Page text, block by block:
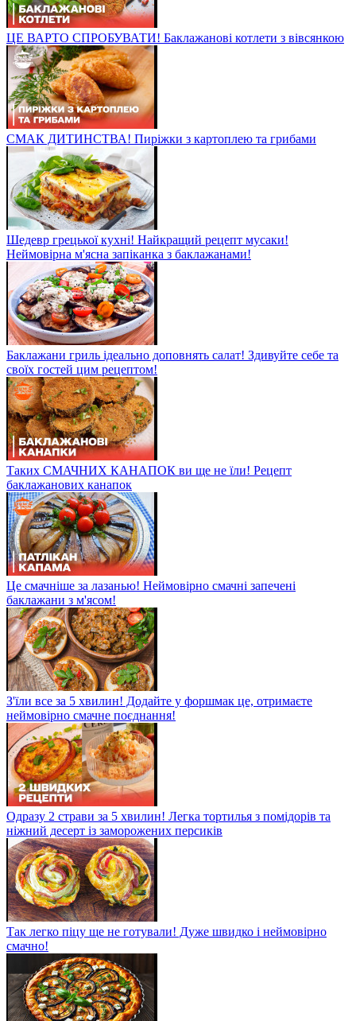
ЦЕ ВАРТО СПРОБУВАТИ! Баклажанові котлети з вівсянкою
СМАК ДИТИНСТВА! Пиріжки з картоплею та грибами
Шедевр грецької кухні! Найкращий рецепт мусаки!
Неймовірна м'ясна запіканка з баклажанами!
Баклажани гриль ідеально доповнять салат! Здивуйте себе та
своїх гостей цим рецептом!
Таких СМАЧНИХ КАНАПОК ви ще не їли! Рецепт
баклажанових канапок
Це смачніше за лазанью! Неймовірно смачні запечені
баклажани з м'ясом!
З'їли все за 5 хвилин! Додайте у форшмак це, отримаєте
неймовірно смачне поєднання!
Одразу 2 страви за 5 хвилин! Легка тортилья з помідорів та
ніжний десерт із заморожених персиків
Так легко піцу ще не готували! Дуже швидко і неймовірно
смачно!